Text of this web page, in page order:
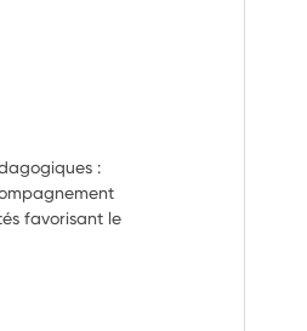
:
favorisant le